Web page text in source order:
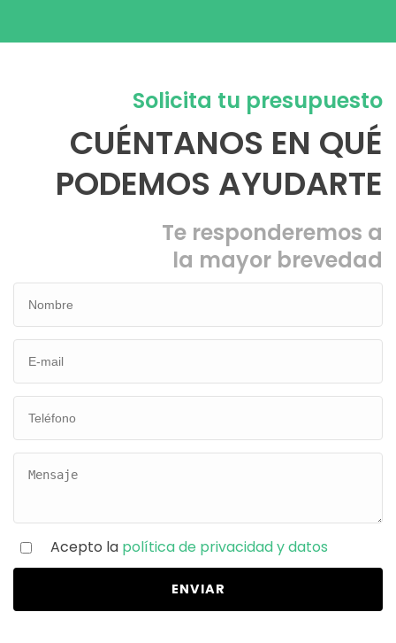
Solicita tu presupuesto
CUÉNTANOS EN QUÉ
PODEMOS AYUDARTE
Te responderemos a
la mayor brevedad
Acepto la política de privacidad y datos